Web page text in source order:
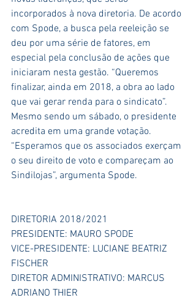
incorporados à nova diretoria. De acordo
com Spode, a busca pela reeleição se
deu por uma série de fatores, em
especial pela conclusão de ações que
iniciaram nesta gestão. “Queremos
finalizar, ainda em 2018, a obra ao lado
que vai gerar renda para o sindicato”.
Mesmo sendo um sábado, o presidente
acredita em uma grande votação.
“Esperamos que os associados exerçam
o seu direito de voto e compareçam ao
Sindilojas”, argumenta Spode.
DIRETORIA 2018/2021
PRESIDENTE: MAURO SPODE
VICE-PRESIDENTE: LUCIANE BEATRIZ
FISCHER
DIRETOR ADMINISTRATIVO: MARCUS
ADRIANO THIER